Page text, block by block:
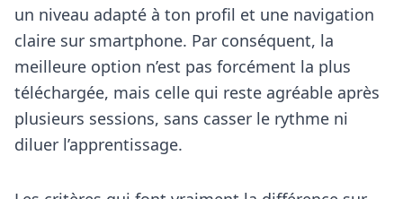
un niveau adapté à ton profil et une navigation
claire sur smartphone. Par conséquent, la
meilleure option n’est pas forcément la plus
téléchargée, mais celle qui reste agréable après
plusieurs sessions, sans casser le rythme ni
diluer l’apprentissage.